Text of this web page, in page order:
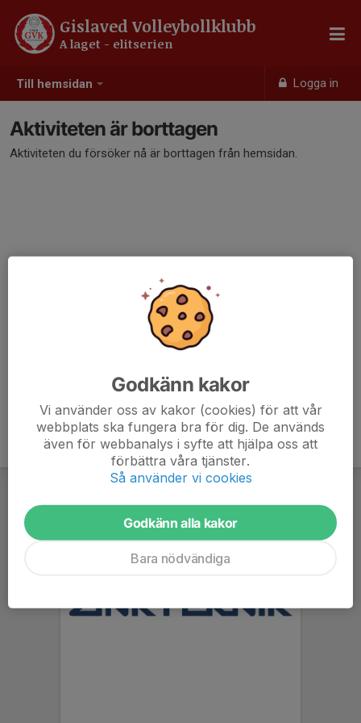
Till hemsidan Logga in
Gislaved Volleybollklubb
A laget - elitserien
Aktiviteten är borttagen
Aktiviteten du försöker nå är borttagen från hemsidan.
Godkänn kakor
Vi använder oss av kakor (cookies) för att vår
webbplats ska fungera bra för dig. De används
även för webbanalys i syfte att hjälpa oss att
förbättra våra tjänster.
Så använder vi cookies
Godkänn alla kakor
Bara nödvändiga